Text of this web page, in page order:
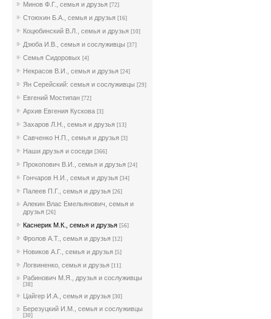
Минов Ф.Г., семья и друзья [72]
Стоюхин Б.А., семья и друзья [16]
Коцюбинский В.Л., семья и друзья [10]
Дзюба И.В., семья и сослуживцы [37]
Семья Сидоровых [4]
Некрасов В.И., семья и друзья [24]
Ян Серейский: семья и сослуживцы [29]
Евгений Мостипан [72]
Архив Евгения Кускова [3]
Захаров Л.Н., семья и друзья [13]
Савченко Н.П., семья и друзья [3]
Наши друзья и соседи [366]
Прокопович В.И., семья и друзья [24]
Гончаров Н.И., семья и друзья [34]
Палеев П.Г., семья и друзья [26]
Алекин Влас Емельянович, семья и
друзья [26]
Каснерик М.К., семья и друзья [56]
Фролов А.Т., семья и друзья [12]
Новиков А.Г., семья и друзья [5]
Логвиненко, семья и друзья [11]
Рабинович М.Я., друзья и сослуживцы
[38]
Цайгер И.А., семья и друзья [30]
Березуцкий И.М., семья и сослуживцы
[30]